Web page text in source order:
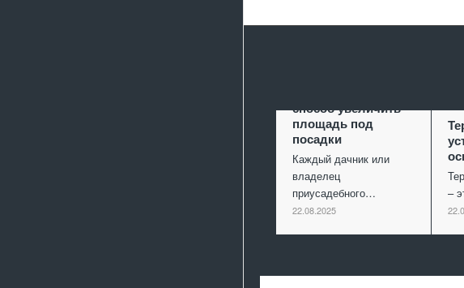
способ увеличить
площадь под
посадки
Каждый дачник или
владелец
приусадебного…
22.08.2025
–